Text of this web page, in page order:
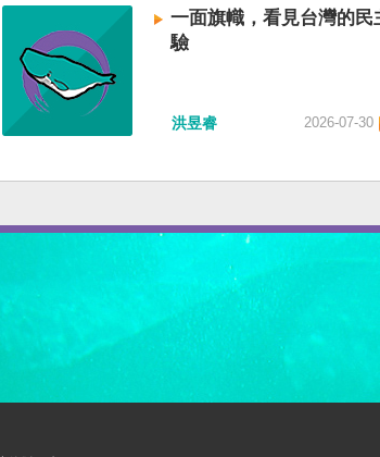
一面旗幟，看見台灣的民
驗
洪昱睿 2026-07-30